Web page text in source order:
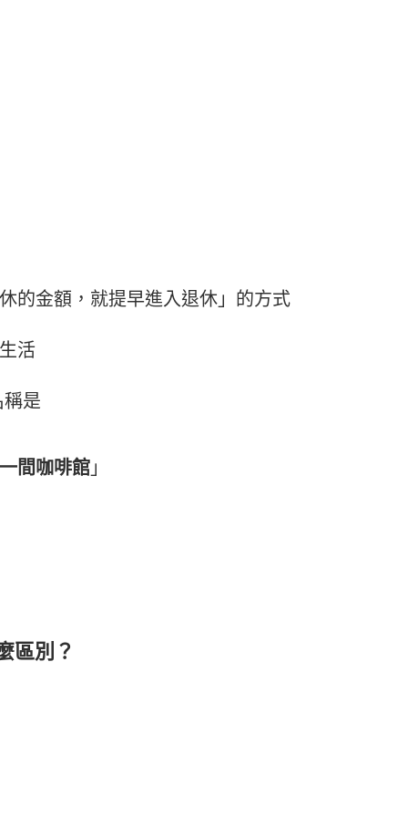
的金額，就提早進入退休」的方式
活
稱是
間咖啡館 」
區別？